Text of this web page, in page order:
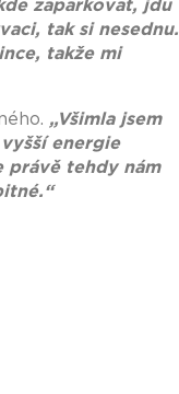
zaparkovat, jdu
tak si nesednu.
takže mi
„Všimla jsem
energie
právě tehdy nám
“